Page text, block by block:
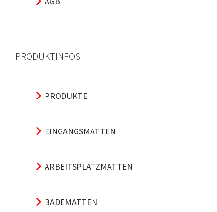
PRODUKTINFOS
PRODUKTE
EINGANGSMATTEN
ARBEITSPLATZMATTEN
BADEMATTEN